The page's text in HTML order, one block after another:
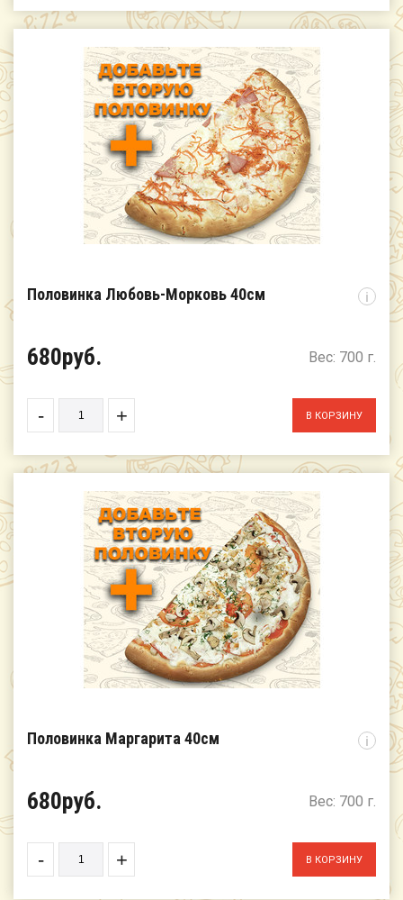
Половинка Любовь-Морковь 40см i
680руб. Вес: 700 г.
- +
Половинка Маргарита 40см i
680руб. Вес: 700 г.
- +